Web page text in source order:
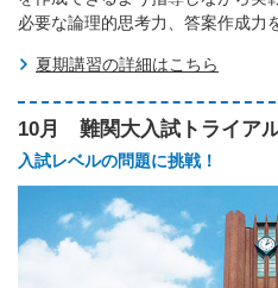
必要な論理的思考力、答案作成力
夏期講習の詳細はこちら
10月 難関大入試トライアル
入試レベルの問題に挑戦！